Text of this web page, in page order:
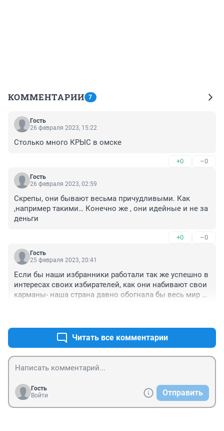
КОММЕНТАРИИ 7
Гость
26 февраля 2023, 15:22
Столько много КРЫС в омске
+0 –0
Гость
26 февраля 2023, 02:59
Скрепы, они бывают весьма причудливыми. Как
,например такими… Конечно же , они идейные и не за
деньги
+0 –0
Гость
25 февраля 2023, 20:41
Если бы наши избранники работали так же успешно в
интересах своих избирателей, как они набивают свои
карманы- наша страна давно обогнала бы весь мир в
перевыпоняли бы план на лесоповале за пайку....
Читать все комментарии
Гость
Войти
Отправить